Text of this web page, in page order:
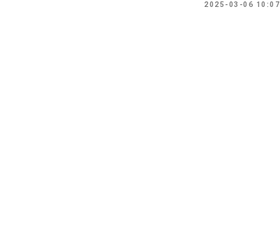
2025-03-06 10:07